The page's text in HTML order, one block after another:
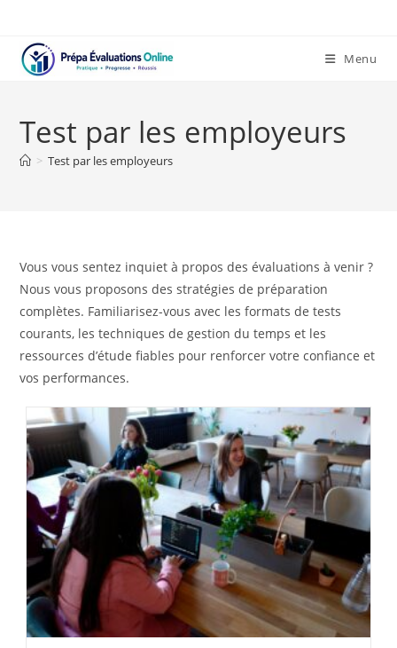
content
Menu
Test par les employeurs
> Test par les employeurs
Vous vous sentez inquiet à propos des évaluations à venir ?
Nous vous proposons des stratégies de préparation
complètes. Familiarisez-vous avec les formats de tests
courants, les techniques de gestion du temps et les
ressources d’étude fiables pour renforcer votre confiance et
vos performances.